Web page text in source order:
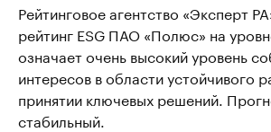
Рейтинговое агентство «Эксперт
рейтинг ESG ПАО «Полюс» на
означает очень высокий уровень
интересов в области устойчивого
принятии ключевых решений.
стабильный.